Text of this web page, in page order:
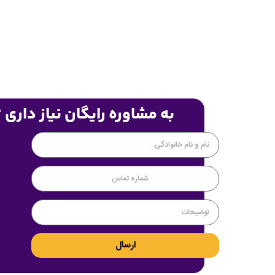
به مشاوره رایگان نیاز
ارسال